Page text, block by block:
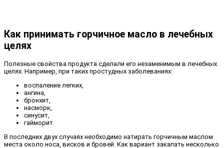
Как принимать горчичное масло в лечебных
целях
Полезные свойства продукта сделали его незаменимым в лечебных
целях. Например, при таких простудных заболеваниях:
воспаление легких,
ангина,
бронхит,
насморк,
синусит,
гайморит.
В последних двух случаях необходимо натирать горчичным маслом
места около носа, висков и бровей. Как вариант закапать несколько